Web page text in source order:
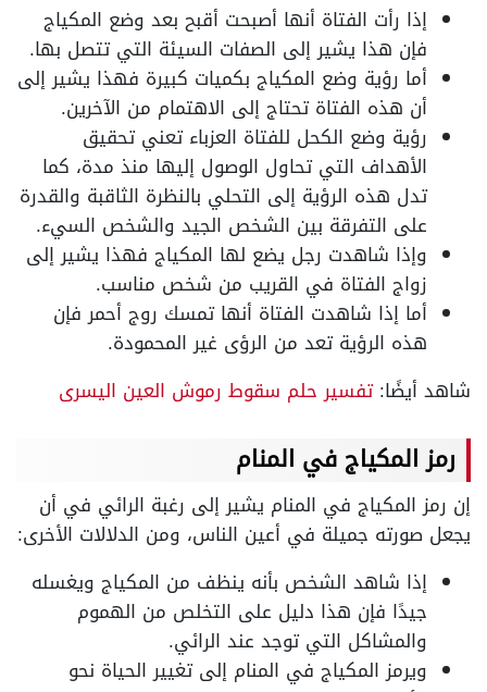
إذا رأت الفتاة أنها أصبحت أقبح بعد وضع المكياج
فإن هذا يشير إلى الصفات السيئة التي تتصل بها.
أما رؤية وضع المكياج بكميات كبيرة فهذا يشير إلى
أن هذه الفتاة تحتاج إلى الاهتمام من الآخرين.
رؤية وضع الكحل للفتاة العزباء تعني تحقيق
الأهداف التي تحاول الوصول إليها منذ مدة، كما
تدل هذه الرؤية إلى التحلي بالنظرة الثاقبة والقدرة
على التفرقة بين الشخص الجيد والشخص السيء.
وإذا شاهدت رجل يضع لها المكياج فهذا يشير إلى
زواج الفتاة في القريب من شخص مناسب.
أما إذا شاهدت الفتاة أنها تمسك روج أحمر فإن
هذه الرؤية تعد من الرؤى غير المحمودة.
شاهد أيضًا:تفسير حلم سقوط رموش العين اليسرى
رمز المكياج في المنام
إن رمز المكياج في المنام يشير إلى رغبة الرائي في أن
يجعل صورته جميلة في أعين الناس، ومن الدلالات الأخرى:
إذا شاهد الشخص بأنه ينظف من المكياج ويغسله
جيدًا فإن هذا دليل على التخلص من الهموم
والمشاكل التي توجد عند الرائي.
ويرمز المكياج في المنام إلى تغيير الحياة نحو